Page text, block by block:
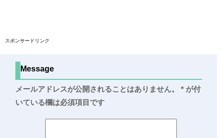
スポンサードリンク
Message
メールアドレスが公開されることはありません。 * が付
いている欄は必須項目です